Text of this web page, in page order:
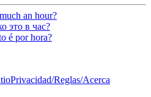
an hour?
это в час?
é por hora?
Privacidad/Reglas/Acerca